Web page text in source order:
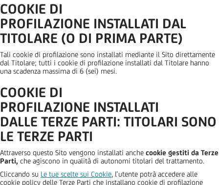
COOKIE DI
PROFILAZIONE INSTALLATI DAL
TITOLARE (O DI PRIMA PARTE)
Tali cookie di profilazione sono installati mediante il Sito direttamente
dal Titolare; tutti i cookie di profilazione installati dal Titolare hanno
una scadenza massima di 6 (sei) mesi.
COOKIE DI
PROFILAZIONE INSTALLATI
DALLE TERZE PARTI: TITOLARI SONO
LE TERZE PARTI
Attraverso questo Sito vengono installati anche cookie gestiti da Terze
Parti, che agiscono in qualità di autonomi titolari del trattamento.
Cliccando su Le tue scelte sui Cookie, l’utente potrà accedere alle
cookie policy delle Terze Parti che installano cookie di profilazione